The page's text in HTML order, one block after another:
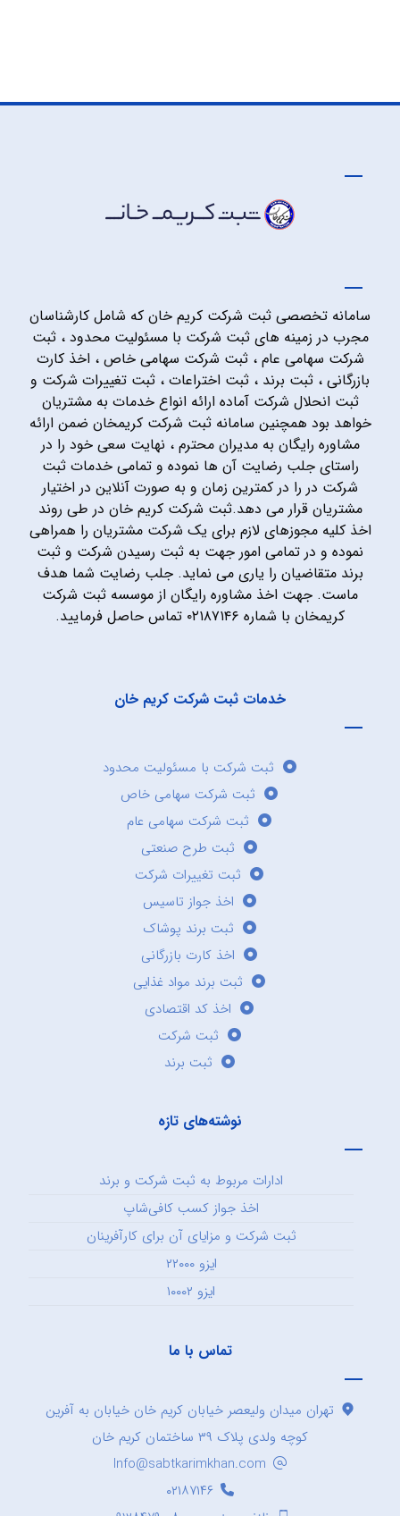
سامانه تخصصی ثبت شرکت کریم خان که شامل کارشناسان
مجرب در زمینه های ثبت شرکت با مسئولیت محدود ، ثبت
شرکت سهامی عام ، ثبت شرکت سهامی خاص ، اخذ کارت
بازرگانی ، ثبت برند ، ثبت اختراعات ، ثبت تغییرات شرکت و
ثبت انحلال شرکت آماده ارائه انواع خدمات به مشتریان
خواهد بود همچنین سامانه ثبت شرکت کریمخان ضمن ارائه
مشاوره رایگان به مدیران محترم ، نهایت سعی خود را در
راستای جلب رضایت آن ها نموده و تمامی خدمات ثبت
شرکت در را در کمترین زمان و به صورت آنلاین در اختیار
مشتریان قرار می دهد.ثبت شرکت کریم خان در طی روند
اخذ کلیه مجوزهای لازم برای یک شرکت مشتریان را همراهی
نموده و در تمامی امور جهت به ثبت رسیدن شرکت و ثبت
برند متقاضیان را یاری می نماید. جلب رضایت شما هدف
ماست. جهت اخذ مشاوره رایگان از موسسه ثبت شرکت
کریمخان با شماره ۰۲۱۸۷۱۴۶ تماس حاصل فرمایید.
خدمات ثبت شرکت کریم خان
ثبت شرکت با مسئولیت محدود
ثبت شرکت سهامی خاص
ثبت شرکت سهامی عام
ثبت طرح صنعتی
ثبت تغییرات شرکت
اخذ جواز تاسیس
ثبت برند پوشاک
اخذ کارت بازرگانی
ثبت برند مواد غذایی
اخذ کد اقتصادی
ثبت شرکت
ثبت برند
نوشته‌های تازه
ادارات مربوط به ثبت شرکت و برند
اخذ جواز کسب کافی‌شاپ
ثبت شرکت و مزایای آن برای کارآفرینان
ایزو ۲۲۰۰۰
ایزو ۱۰۰۰۲
تماس با ما
تهران میدان ولیعصر خیابان کریم خان خیابان به آفرین
کوچه ولدی پلاک ۳۹ ساختمان کریم خان
Info@sabtkarimkhan.com
۰۲۱۸۷۱۴۶